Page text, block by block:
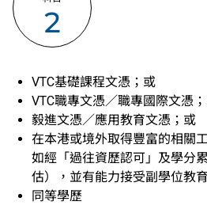
2
VTC基礎課程文憑；或
VTC職專文憑／職專國際文憑
毅進文憑／應用教育文憑；或
在本港或境外取得豐富的相關
如經「過往資歷認可」及學分
估），並有能力接受副學位教
同等學歷